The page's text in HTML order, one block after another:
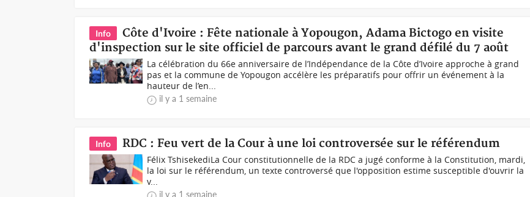
Info
Côte d'Ivoire : Fête nationale à Yopougon, Adama Bictogo en visite
d'inspection sur le site officiel de parcours avant le grand défilé du 7 août
La célébration du 66e anniversaire de l’Indépendance de la Côte d’Ivoire approche à grand
pas et la commune de Yopougon accélère les préparatifs pour offrir un événement à la
hauteur de l’en...
il y a 1 semaine
Info RDC : Feu vert de la Cour à une loi controversée sur le référendum
Félix TshisekediLa Cour constitutionnelle de la RDC a jugé conforme à la Constitution, mardi,
la loi sur le référendum, un texte controversé que l'opposition estime susceptible d'ouvrir la
v...
il y a 1 semaine